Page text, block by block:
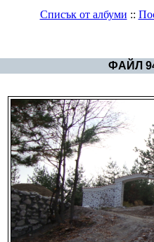
Списък от албуми ::
ФАЙЛ